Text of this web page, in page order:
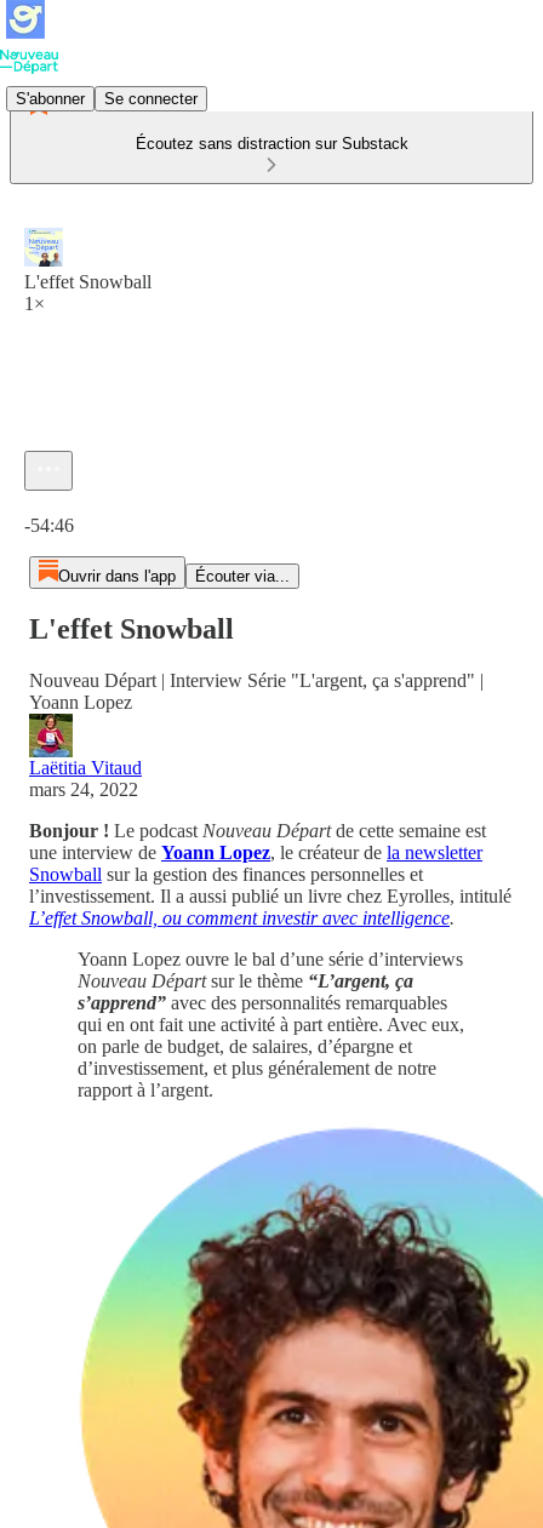
S'abonner Se connecter
Écoutez sans distraction sur Substack
L'effet Snowball
1×
-54:46
Ouvrir dans l'app Écouter via...
L'effet Snowball
Nouveau Départ | Interview Série "L'argent, ça s'apprend" |
Yoann Lopez
Laëtitia Vitaud
mars 24, 2022
Bonjour ! Le podcast Nouveau Départde cette semaine est
une interview de Yoann Lopez, le créateur de la newsletter
Snowball sur la gestion des finances personnelles et
l’investissement. Il a aussi publié un livre chez Eyrolles, intitulé
L’effet Snowball, ou comment investir avec intelligence.
Yoann Lopez ouvre le bal d’une série d’interviews
Nouveau Départsur le thème “L’argent, ça
s’apprend” avec des personnalités remarquables
qui en ont fait une activité à part entière. Avec eux,
on parle de budget, de salaires, d’épargne et
d’investissement, et plus généralement de notre
rapport à l’argent.